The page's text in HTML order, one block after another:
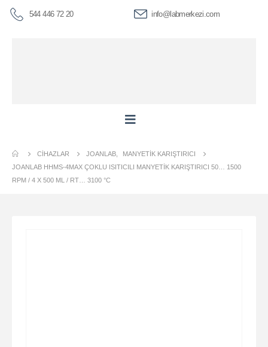
544 446 72 20 info@labmerkezi.com
CIHAZLAR JOANLAB
MANYETIK KARIŞTIRICI
JOANLAB HHMS-4MAX ÇOKLU ISITICILI MANYETIK KARIŞTIRICI 50… 1500
RPM / 4 X 500 ML / RT… 3100 °C